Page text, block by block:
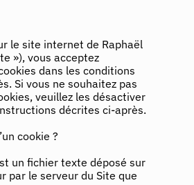
le site internet de Raphaël
»), vous acceptez
dans les conditions
Si vous ne souhaitez pas
veuillez les désactiver
décrites ci-après.
cookie ?
un fichier texte déposé sur
par le serveur du Site que